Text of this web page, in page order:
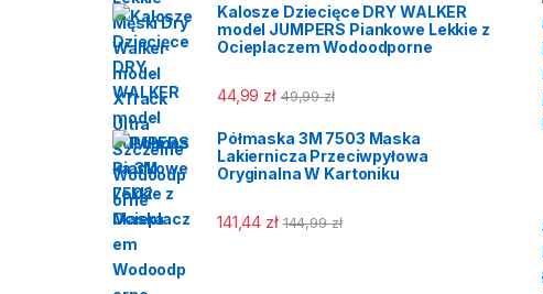
Kalosze Dziecięce DRY WALKER
model JUMPERS Piankowe Lekkie z
Ocieplaczem Wodoodporne
44,99 zł 49,99zł
Półmaska 3M 7503 Maska
Lakiernicza Przeciwpyłowa
Oryginalna W Kartoniku
141,44 zł 144,99zł